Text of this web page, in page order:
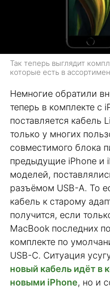
Так теперь выглядит
которые есть в
Немногие обратили
теперь в комплекте с
поставляется кабель
только у многих
совместимого блока
предыдущие iPhone и
моделей,
разъёмом USB-A. То
кабель к старому
получится, если
MacBook последних
комплекте по
USB-C. Ситуация
новый кабель идёт в
новыми iPhone, но и